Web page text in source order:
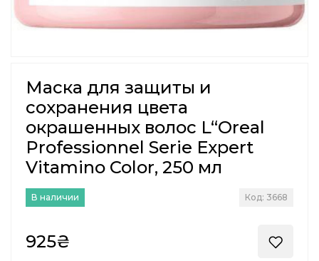
Маска для защиты и
сохранения цвета
окрашенных волос L“Oreal
Professionnel Serie Expert
Vitamino Color, 250 мл
В наличии Код: 3668
925₴